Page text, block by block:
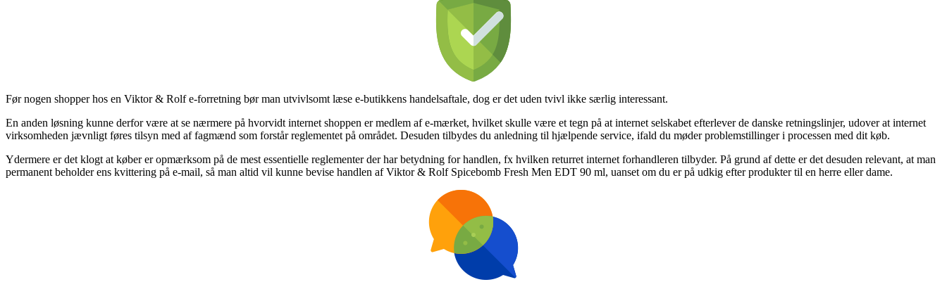
Før nogen shopper hos en Viktor & Rolf e-forretning bør man utvivlsomt læse e-butikkens handelsaftale, dog er det uden tvivl ikke særlig interessant.
En anden løsning kunne derfor være at se nærmere på hvorvidt internet shoppen er medlem af e-mærket, hvilket skulle være et tegn på at internet selskabet efterlever de danske retningslinjer, udover at internet
virksomheden jævnligt føres tilsyn med af fagmænd som forstår reglementet på området. Desuden tilbydes du anledning til hjælpende service, ifald du møder problemstillinger i processen med dit køb.
Ydermere er det klogt at køber er opmærksom på de mest essentielle reglementer der har betydning for handlen, fx hvilken returret internet forhandleren tilbyder. På grund af dette er det desuden relevant, at man
permanent beholder ens kvittering på e-mail, så man altid vil kunne bevise handlen af Viktor & Rolf Spicebomb Fresh Men EDT 90 ml, uanset om du er på udkig efter produkter til en herre eller dame.